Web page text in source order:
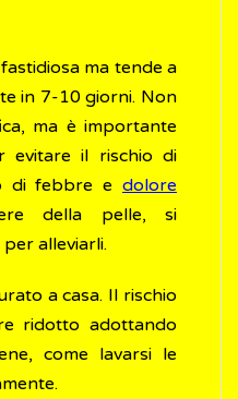
ma tende a
in 7-10 giorni. Non
ma è importante
evitare il rischio di
di febbre e dolore
della pelle, si
alleviarli.
a casa. Il rischio
ridotto adottando
come lavarsi le